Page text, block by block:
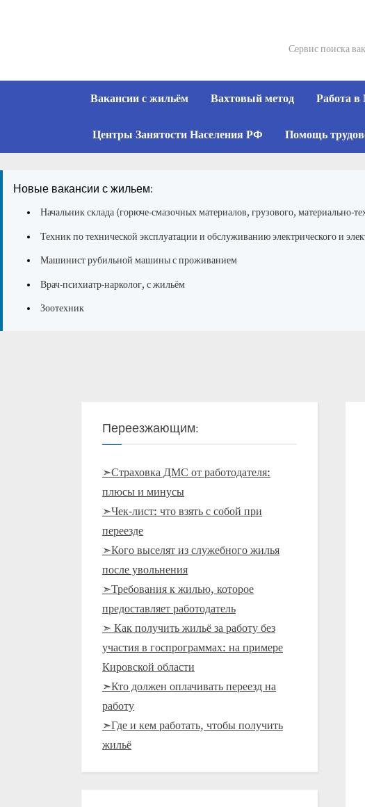
Сервис поиска
Вакансии с жильём Вахтовый метод Работа
Центры Занятости Населения РФ Помощь
Новые вакансии с жильем:
Начальник склада (горюче-смазочных материалов, грузового, материально-
Техник по технической эксплуатации и обслуживанию электрического и
Машинист рубильной машины с проживанием
Врач-психиатр-нарколог, с жильём
Зоотехник
Переезжающим:
➣Страховка ДМС от работодателя:
плюсы и минусы
➣Чек-лист: что взять с собой при
переезде
➣Кого выселят из служебного жилья
после увольнения
➣Требования к жилью, которое
предоставляет работодатель
➣ Как получить жильё за работу без
участия в госпрограммах: на примере
Кировской области
➣Кто должен оплачивать переезд на
работу
➣Где и кем работать, чтобы получить
жильё